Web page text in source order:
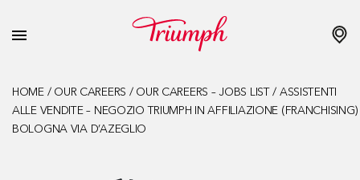
HOME/ OUR CAREERS / OUR CAREERS – JOBS LIST / ASSISTENTI
ALLE VENDITE – NEGOZIO TRIUMPH IN AFFILIAZIONE (FRANCHISING)
BOLOGNA VIA D’AZEGLIO